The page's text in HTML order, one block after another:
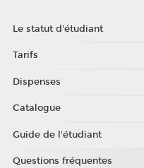
Le statut d'étudiant
Tarifs
Dispenses
Catalogue
Guide de l'étudiant
Questions fréquentes